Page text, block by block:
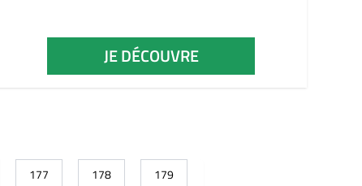
JE DÉCOUVRE
177 178 179